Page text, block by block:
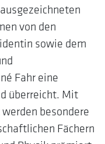
von den
sowie dem
Fahr eine
überreicht. Mit
besondere
Fächern